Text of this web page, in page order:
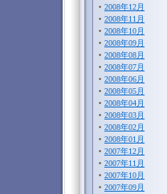
2008年12月
2008年11月
2008年10月
2008年09月
2008年08月
2008年07月
2008年06月
2008年05月
2008年04月
2008年03月
2008年02月
2008年01月
2007年12月
2007年11月
2007年10月
2007年09月